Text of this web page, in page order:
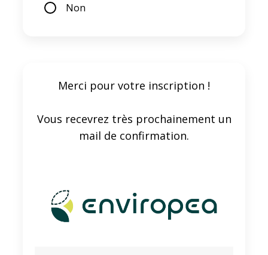
Non
Merci pour votre inscription !
Vous recevrez très prochainement un
mail de confirmation.